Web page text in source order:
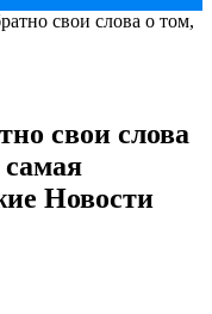
свои слова о том,
свои слова
Новости